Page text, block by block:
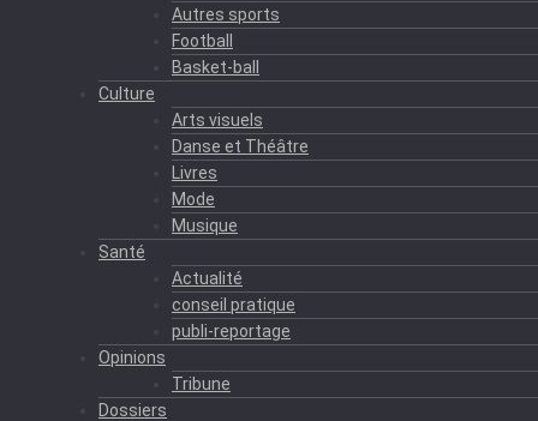
Autres sports
Football
Basket-ball
Culture
Arts visuels
Danse et Théâtre
Livres
Mode
Musique
Santé
Actualité
conseil pratique
publi-reportage
Opinions
Tribune
Dossiers